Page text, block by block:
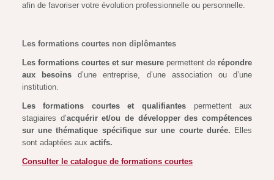
afin de favoriser votre évolution professionnelle ou personnelle.
Les formations courtes non diplômantes
Les formations courtes et sur mesure permettent de répondre
aux besoins d’une entreprise, d’une association ou d’une
institution.
Les formations courtes et qualifiantes permettent aux
stagiaires d’acquérir et/ou de développer des compétences
sur une thématique spécifique sur une courte durée. Elles
sont adaptées aux actifs.
Consulter le catalogue de formations courtes